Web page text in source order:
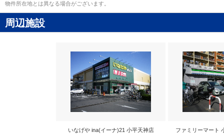
物件所在地とは異なる場合がございます。
周辺施設
いなげや ina(イーナ)21 小平天神店 ファミリーマート